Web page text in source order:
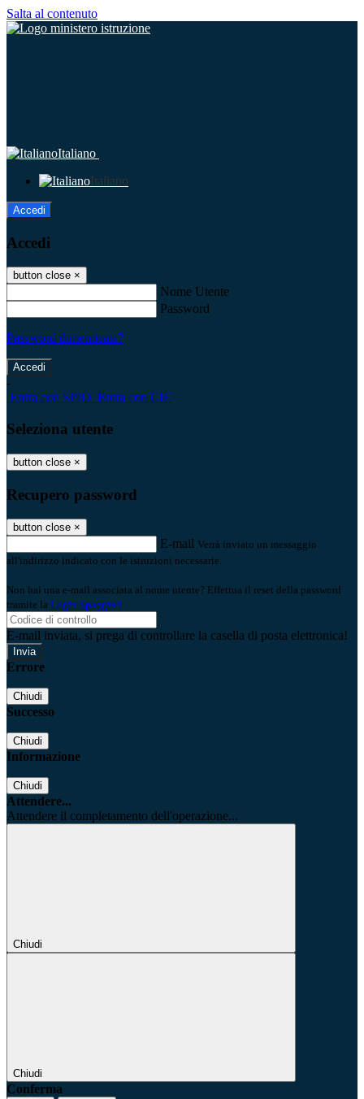
Salta al contenuto
Italiano
Italiano
Accedi
Accedi
button close ×
Nome Utente
Password
Password dimenticata?
-
Entra con SPID Entra con CIE
Seleziona utente
button close ×
Recupero password
button close ×
E-mail Verrà inviato un messaggio
all'indirizzo indicato con le istruzioni necessarie.
Non hai una e-mail associata al nome utente? Effettua il reset della password
tramite la Login Spaggiari
E-mail inviata, si prega di controllare la casella di posta elettronica!
Errore
Chiudi
Successo
Chiudi
Informazione
Chiudi
Attendere...
Attendere il completamento dell'operazione...
Chiudi
Chiudi
Conferma